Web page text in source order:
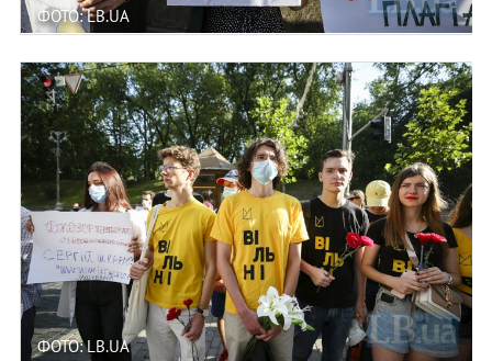
ФОТО: LB.UA
ФОТО: LB.UA